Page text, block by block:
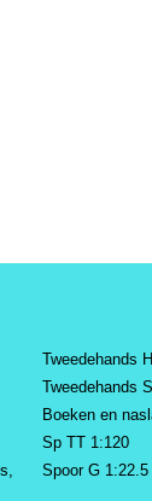
Tweedehands
Tweedehands
Boeken en
Sp TT 1:120
Spoor G 1:22.5